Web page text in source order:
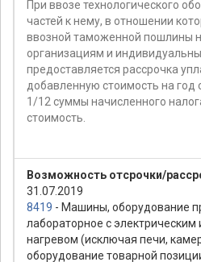
При ввозе технологического
частей к нему, в отношении
ввозной таможенной пошлины
организациям и
предоставляется рассрочка
добавленную стоимость на год
1/12 суммы начисленного
стоимость.
Возможность отсрочки/
31.07.2019
8419 - Машины, оборудование
лабораторное с электрическим
нагревом (исключая печи,
оборудование товарной